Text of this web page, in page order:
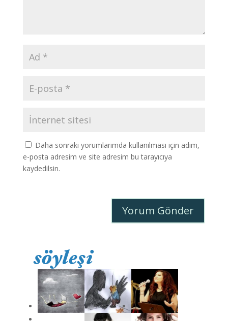
Daha sonraki yorumlarımda kullanılması için adım,
e-posta adresim ve site adresim bu tarayıcıya
kaydedilsin.